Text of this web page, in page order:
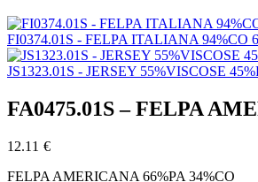
FI0374.01S - FELPA ITALIANA 94%CO
JS1323.01S - JERSEY 55%VISCOSE
FA0475.01S – FELPA
12.11 €
FELPA AMERICANA 66%PA 34%CO